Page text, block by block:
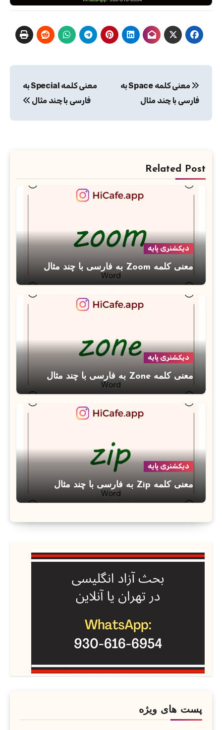
نوشته
معنی کلمه Space به
فارسی با چند مثال
معنی کلمه Special به
فارسی با چند مثال
Related Post
دیکشنری پایه
معنی کلمه Zoom به فارسی با چند مثال
دیکشنری پایه
معنی کلمه Zone به فارسی با چند مثال
دیکشنری پایه
معنی کلمه Zip به فارسی با چند مثال
پست های ویژه